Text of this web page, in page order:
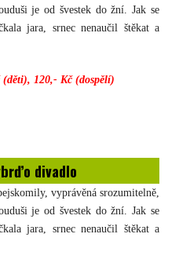
je od švestek do žní. Jak se
jara, srnec nenaučil štěkat a
(děti), 120,- Kč (dospělí)
divadlo
vyprávěná srozumitelně,
je od švestek do žní. Jak se
jara, srnec nenaučil štěkat a